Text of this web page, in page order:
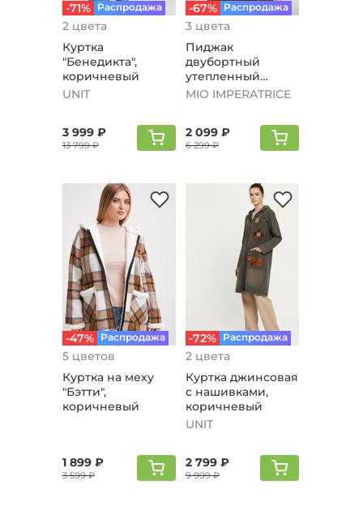
-71% Распродажа
2 цвета
Куртка
"Бенедикта",
коричневый
UNIT
3 999 ₽
13 799 ₽
-67% Распродажа
3 цвета
Пиджак
двубортный
утепленный
"Стейси", кэмэл
MIO IMPERATRICE
2 099 ₽
6 299 ₽
-47% Распродажа
5 цветов
Куртка на меху
"Бэтти",
коричневый
1 899 ₽
3 599 ₽
-72% Распродажа
2 цвета
Куртка джинсовая
с нашивками,
коричневый
UNIT
2 799 ₽
9 999 ₽